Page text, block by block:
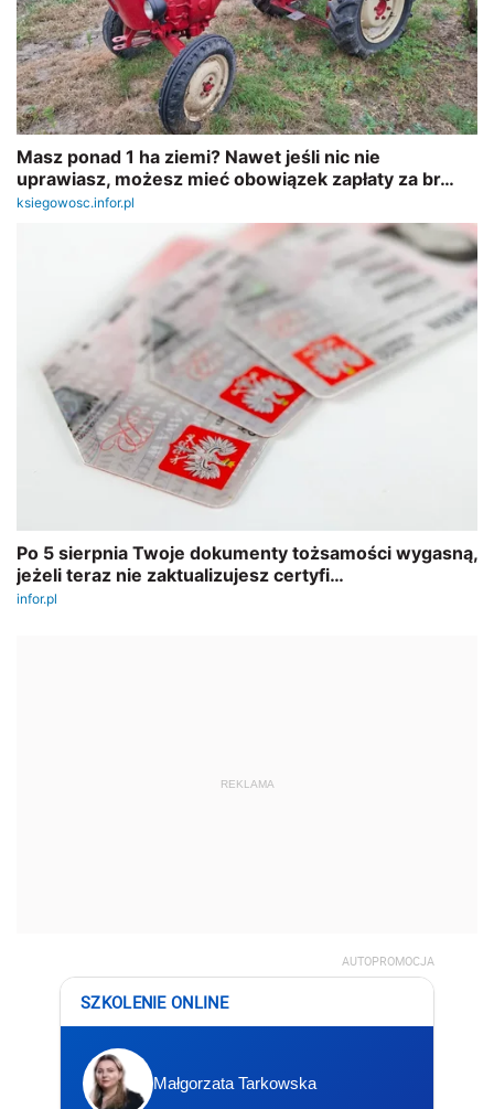
REKLAMA
AUTOPROMOCJA
SZKOLENIE ONLINE
Małgorzata Tarkowska